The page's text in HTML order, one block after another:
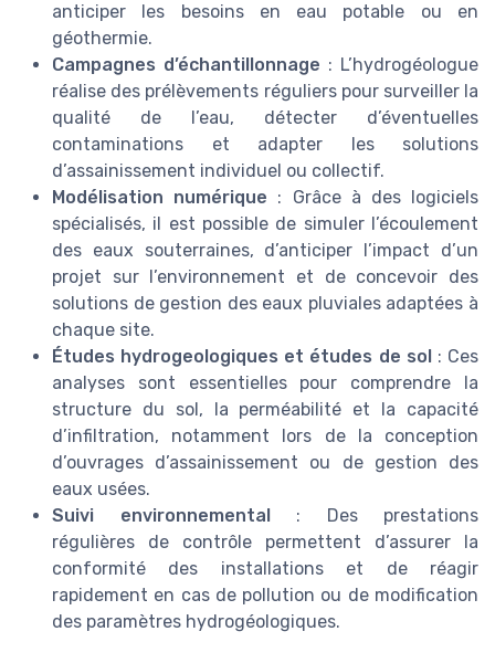
anticiper les besoins en eau potable ou en
géothermie.
Campagnes d’échantillonnage : L’hydrogéologue
réalise des prélèvements réguliers pour surveiller la
qualité de l’eau, détecter d’éventuelles
contaminations et adapter les solutions
d’assainissement individuel ou collectif.
Modélisation numérique : Grâce à des logiciels
spécialisés, il est possible de simuler l’écoulement
des eaux souterraines, d’anticiper l’impact d’un
projet sur l’environnement et de concevoir des
solutions de gestion des eaux pluviales adaptées à
chaque site.
Études hydrogeologiques et études de sol: Ces
analyses sont essentielles pour comprendre la
structure du sol, la perméabilité et la capacité
d’infiltration, notamment lors de la conception
d’ouvrages d’assainissement ou de gestion des
eaux usées.
Suivi environnemental: Des prestations
régulières de contrôle permettent d’assurer la
conformité des installations et de réagir
rapidement en cas de pollution ou de modification
des paramètres hydrogéologiques.